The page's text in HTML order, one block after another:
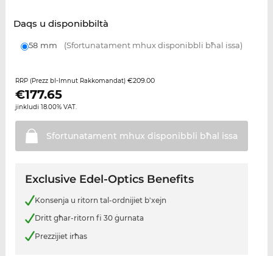
Daqs u disponibbiltà
58 mm (Sfortunatament mhux disponibbli bħal issa)
RRP (Prezz bl-Imnut Rakkomandat) €209.00
€177.65
jinkludi 18.00% VAT.
Sfortunatament mhux disponibbli bħal issa
Exclusive Edel-Optics Benefits
Konsenja u ritorn tal-ordnijiet b'xejn
Dritt għar-ritorn fi 30 ġurnata
Prezzijiet irħas